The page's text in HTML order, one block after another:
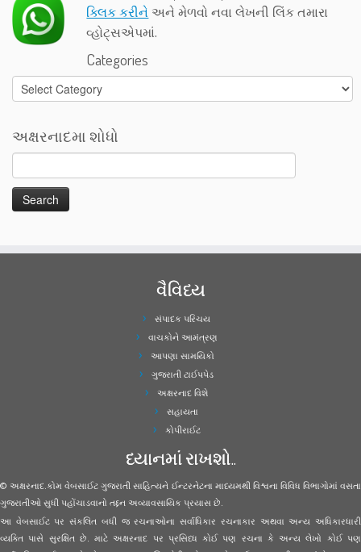
ક્લિક કરીને અને મેળવો નવા લેખની લિંક તમારા
વ્હોટ્સએપમાં.
Categories
Categories
અક્ષરનાદમા શોધો
વૈવિધ્ય
સંપાદક પરિચય
વાચકોને આમંત્રણ
આપણા સામયિકો
ગુજરાતી ટાઈપપેડ
અક્ષરનાદ વિશે
સહાયતા
કોપીરાઈટ
ધ્યાનમાં રાખશો..
© અક્ષરનાદ.કોમ વેબસાઈટ ગુજરાતી સાહિત્યને ઈન્ટરનેટના માધ્યમથી વિશ્વના વિવિધ વિભાગોમાં વસતા
ગુજરાતીઓ સુધી પહોંચાડવાનો તદ્દન અવ્યાવસાયિક પ્રયાસ છે.
આ વેબસાઈટ પર સંકલિત બધી જ રચનાઓના સર્વાધિકાર રચનાકાર અથવા અન્ય અધિકારધારી
વ્યક્તિ પાસે સુરક્ષિત છે. માટે અક્ષરનાદ પર પ્રસિધ્ધ કોઈ પણ રચના કે અન્ય લેખો કોઈ પણ